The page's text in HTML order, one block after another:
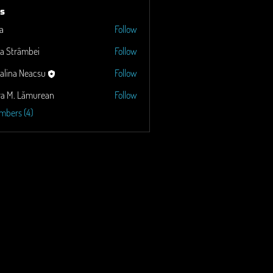
Follow
Strâmbei
Follow
Neacsu
Follow
M. Lămurean
Follow
(4)